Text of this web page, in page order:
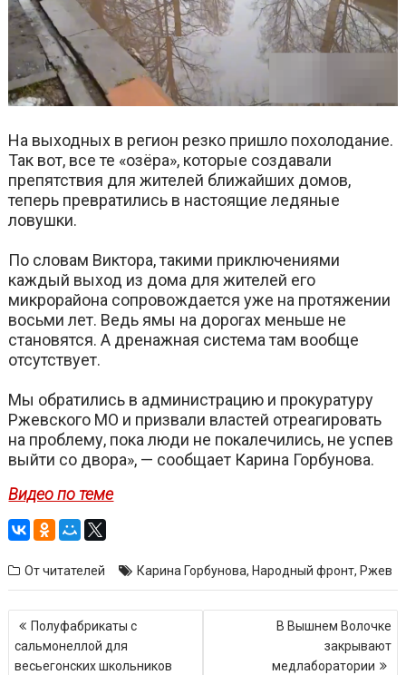
На выходных в регион резко пришло похолодание.
Так вот, все те «озёра», которые создавали
препятствия для жителей ближайших домов,
теперь превратились в настоящие ледяные
ловушки.
По словам Виктора, такими приключениями
каждый выход из дома для жителей его
микрорайона сопровождается уже на протяжении
восьми лет. Ведь ямы на дорогах меньше не
становятся. А дренажная система там вообще
отсутствует.
Мы обратились в администрацию и прокуратуру
Ржевского МО и призвали властей отреагировать
на проблему, пока люди не покалечились, не успев
выйти со двора», — сообщает Карина Горбунова.
Видео по теме
От читателей Карина Горбунова, Народный фронт, Ржев
Навигация
по
записям
Полуфабрикаты с
сальмонеллой для
весьегонских школьников
В Вышнем Волочке
закрывают
медлаборатории